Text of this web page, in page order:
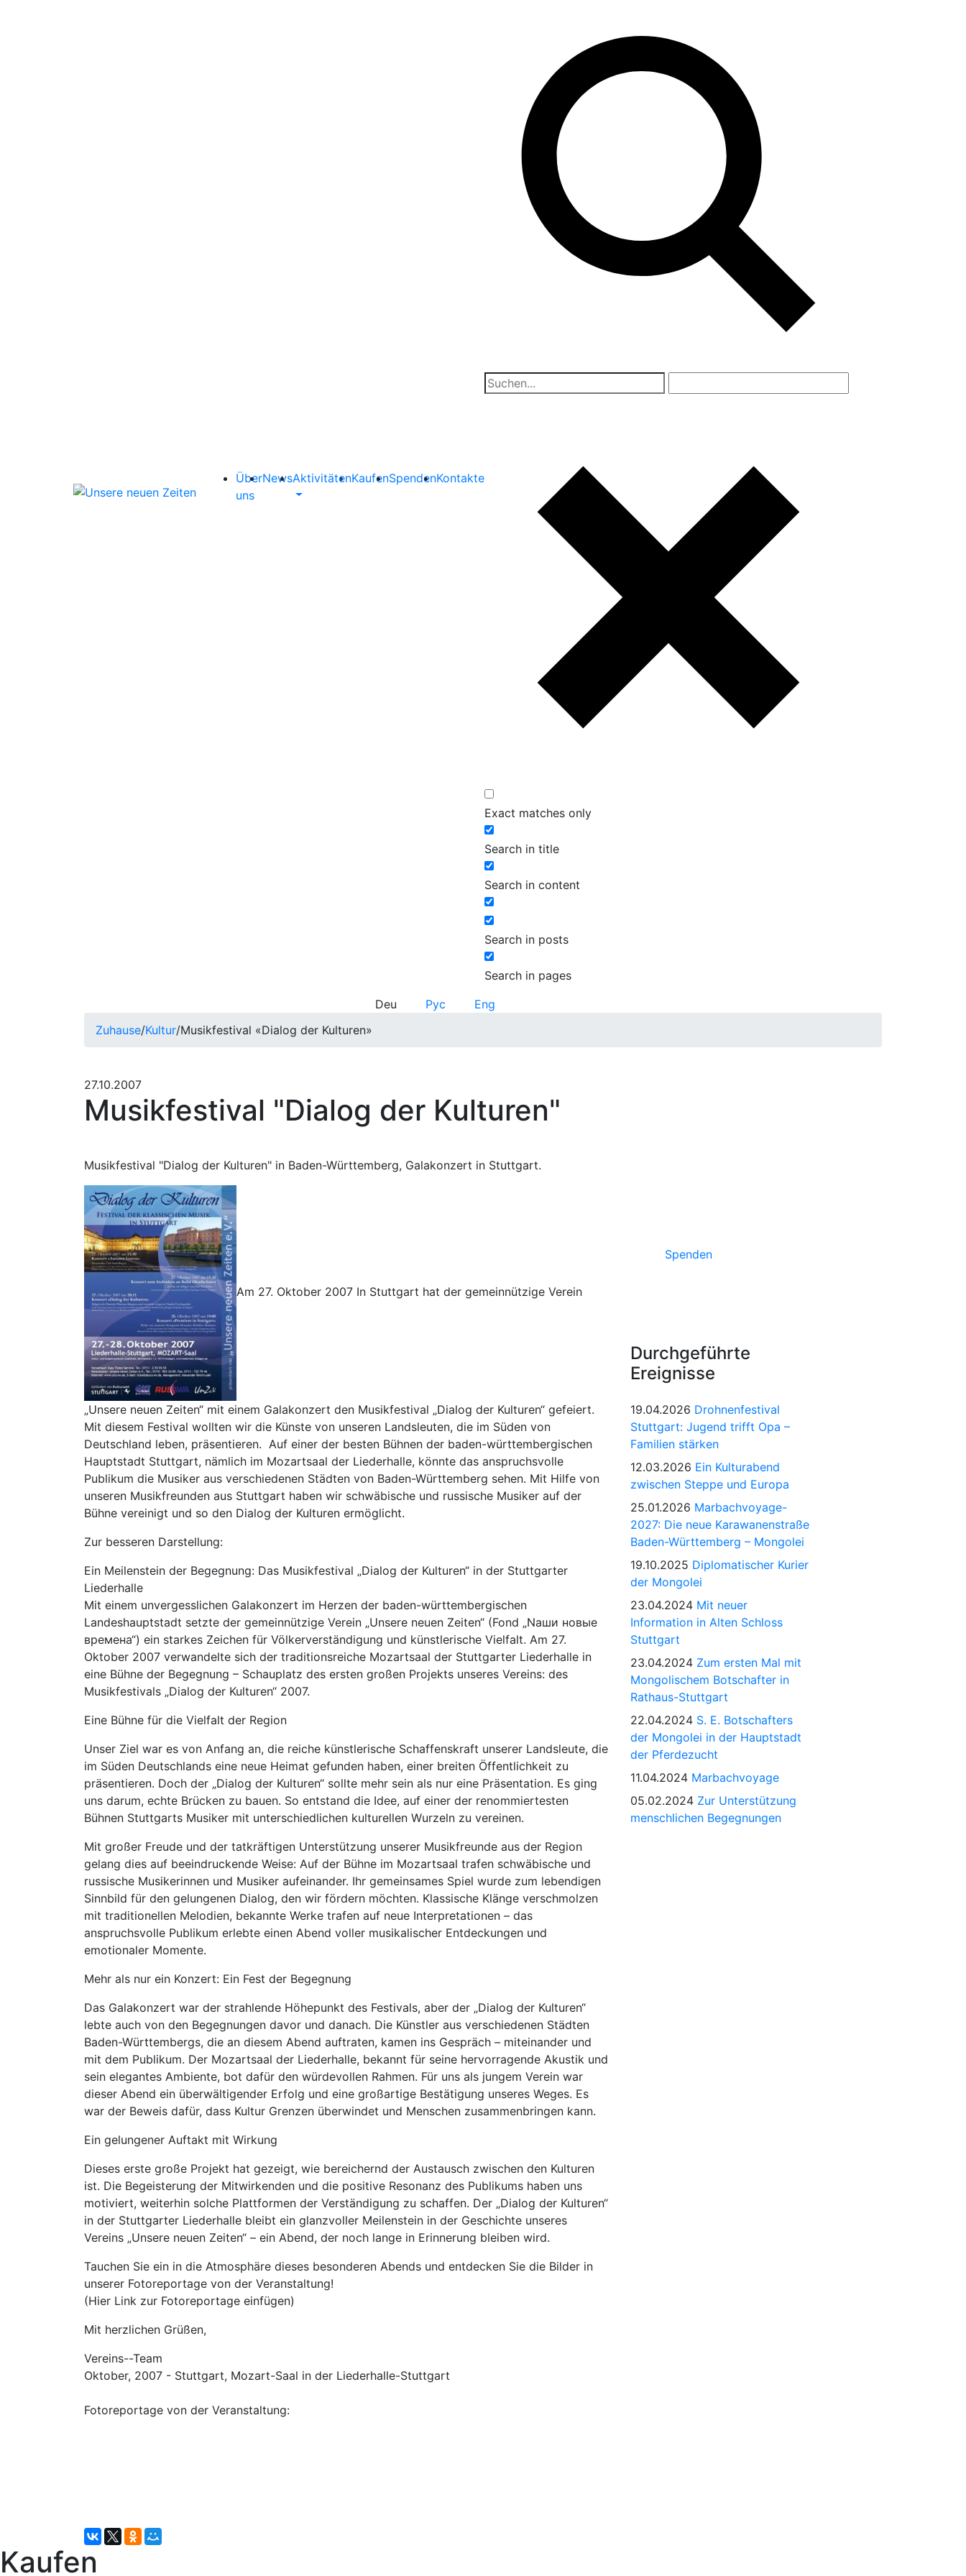
Über
uns
NewsAktivitätenKaufenSpendenKontakte
Exact matches only
Search in title
Search in content
Search in posts
Search in pages
Deu
Рус
Eng
Zuhause/Kultur/Musikfestival «Dialog der Kulturen»
27.10.2007
Musikfestival "Dialog der Kulturen"
Musikfestival "Dialog der Kulturen" in Baden-Württemberg, Galakonzert in Stuttgart.
Am 27. Oktober 2007 In Stuttgart hat der gemeinnützige Verein
„Unsere neuen Zeiten“ mit einem Galakonzert den Musikfestival „Dialog der Kulturen“ gefeiert.
Mit diesem Festival wollten wir die Künste von unseren Landsleuten, die im Süden von
Deutschland leben, präsentieren. Auf einer der besten Bühnen der baden-württembergischen
Hauptstadt Stuttgart, nämlich im Mozartsaal der Liederhalle, könnte das anspruchsvolle
Publikum die Musiker aus verschiedenen Städten von Baden-Württemberg sehen. Mit Hilfe von
unseren Musikfreunden aus Stuttgart haben wir schwäbische und russische Musiker auf der
Bühne vereinigt und so den Dialog der Kulturen ermöglicht.
Zur besseren Darstellung:
Ein Meilenstein der Begegnung: Das Musikfestival „Dialog der Kulturen“ in der Stuttgarter
Liederhalle
Mit einem unvergesslichen Galakonzert im Herzen der baden-württembergischen
Landeshauptstadt setzte der gemeinnützige Verein „Unsere neuen Zeiten“ (Fond „Naши новые
времена“) ein starkes Zeichen für Völkerverständigung und künstlerische Vielfalt. Am 27.
Oktober 2007 verwandelte sich der traditionsreiche Mozartsaal der Stuttgarter Liederhalle in
eine Bühne der Begegnung – Schauplatz des ersten großen Projekts unseres Vereins: des
Musikfestivals „Dialog der Kulturen“ 2007.
Eine Bühne für die Vielfalt der Region
Unser Ziel war es von Anfang an, die reiche künstlerische Schaffenskraft unserer Landsleute, die
im Süden Deutschlands eine neue Heimat gefunden haben, einer breiten Öffentlichkeit zu
präsentieren. Doch der „Dialog der Kulturen“ sollte mehr sein als nur eine Präsentation. Es ging
uns darum, echte Brücken zu bauen. So entstand die Idee, auf einer der renommiertesten
Bühnen Stuttgarts Musiker mit unterschiedlichen kulturellen Wurzeln zu vereinen.
Mit großer Freude und der tatkräftigen Unterstützung unserer Musikfreunde aus der Region
gelang dies auf beeindruckende Weise: Auf der Bühne im Mozartsaal trafen schwäbische und
russische Musikerinnen und Musiker aufeinander. Ihr gemeinsames Spiel wurde zum lebendigen
Sinnbild für den gelungenen Dialog, den wir fördern möchten. Klassische Klänge verschmolzen
mit traditionellen Melodien, bekannte Werke trafen auf neue Interpretationen – das
anspruchsvolle Publikum erlebte einen Abend voller musikalischer Entdeckungen und
emotionaler Momente.
Mehr als nur ein Konzert: Ein Fest der Begegnung
Das Galakonzert war der strahlende Höhepunkt des Festivals, aber der „Dialog der Kulturen“
lebte auch von den Begegnungen davor und danach. Die Künstler aus verschiedenen Städten
Baden-Württembergs, die an diesem Abend auftraten, kamen ins Gespräch – miteinander und
mit dem Publikum. Der Mozartsaal der Liederhalle, bekannt für seine hervorragende Akustik und
sein elegantes Ambiente, bot dafür den würdevollen Rahmen. Für uns als jungem Verein war
dieser Abend ein überwältigender Erfolg und eine großartige Bestätigung unseres Weges. Es
war der Beweis dafür, dass Kultur Grenzen überwindet und Menschen zusammenbringen kann.
Ein gelungener Auftakt mit Wirkung
Dieses erste große Projekt hat gezeigt, wie bereichernd der Austausch zwischen den Kulturen
ist. Die Begeisterung der Mitwirkenden und die positive Resonanz des Publikums haben uns
motiviert, weiterhin solche Plattformen der Verständigung zu schaffen. Der „Dialog der Kulturen“
in der Stuttgarter Liederhalle bleibt ein glanzvoller Meilenstein in der Geschichte unseres
Vereins „Unsere neuen Zeiten“ – ein Abend, der noch lange in Erinnerung bleiben wird.
Tauchen Sie ein in die Atmosphäre dieses besonderen Abends und entdecken Sie die Bilder in
unserer Fotoreportage von der Veranstaltung!
(Hier Link zur Fotoreportage einfügen)
Mit herzlichen Grüßen,
Vereins--Team
Oktober, 2007 - Stuttgart, Mozart-Saal in der Liederhalle-Stuttgart
Fotoreportage von der Veranstaltung:
Spenden
Durchgeführte
Ereignisse
19.04.2026 Drohnenfestival
Stuttgart: Jugend trifft Opa –
Familien stärken
12.03.2026 Ein Kulturabend
zwischen Steppe und Europa
25.01.2026 Marbachvoyage-
2027: Die neue Karawanenstraße
Baden-Württemberg – Mongolei
19.10.2025 Diplomatischer Kurier
der Mongolei
23.04.2024 Mit neuer
Information in Alten Schloss
Stuttgart
23.04.2024 Zum ersten Mal mit
Mongolischem Botschafter in
Rathaus-Stuttgart
22.04.2024 S. E. Botschafters
der Mongolei in der Hauptstadt
der Pferdezucht
11.04.2024 Marbachvoyage
05.02.2024 Zur Unterstützung
menschlichen Begegnungen
Kaufen